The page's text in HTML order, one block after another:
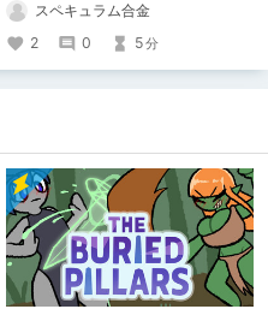
の事例などを紹介していきます。
スペキュラム合金
2
0 5分